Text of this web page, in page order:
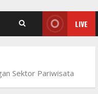
LIVE
Sektor Pariwisata